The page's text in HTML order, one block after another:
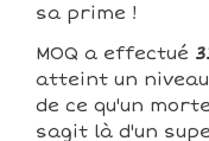
sa prime !
MOQ a effectué
atteint un
de ce qu'un
sagit là d'un